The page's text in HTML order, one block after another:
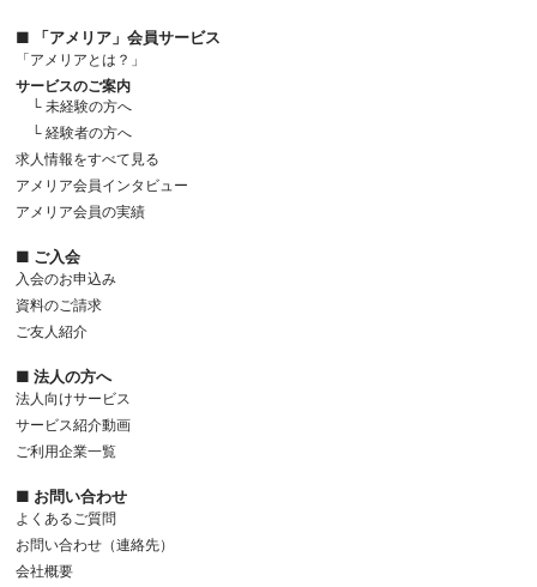
■ 「アメリア」会員サービス
「アメリアとは？」
サービスのご案内
└ 未経験の方へ
└ 経験者の方へ
求人情報をすべて見る
アメリア会員インタビュー
アメリア会員の実績
■ ご入会
入会のお申込み
資料のご請求
ご友人紹介
■ 法人の方へ
法人向けサービス
サービス紹介動画
ご利用企業一覧
■ お問い合わせ
よくあるご質問
お問い合わせ（連絡先）
会社概要